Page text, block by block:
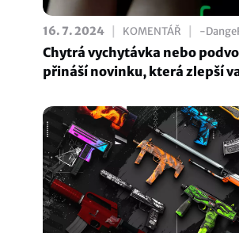
16. 7. 2024 KOMENTÁŘ -
Chytrá vychytávka nebo
přináší novinku, která zlepší